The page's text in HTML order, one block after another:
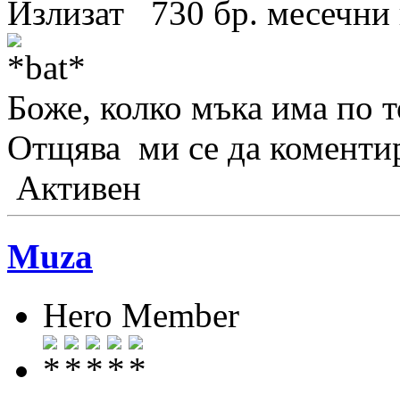
Излизат 730 бр. месечни
Боже, колко мъка има по
Отщява ми се да
Активен
Muza
Hero Member